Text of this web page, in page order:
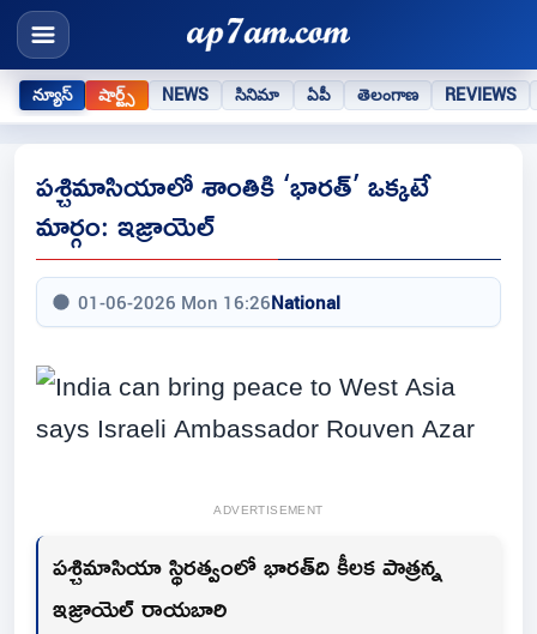
న్యూస్ షార్ట్స్ NEWS సినిమా ఏపీ తెలంగాణ REVIEWS
పశ్చిమాసియాలో శాంతికి ‘భారత్’ ఒక్కటే
మార్గం: ఇజ్రాయెల్
01-06-2026 Mon 16:26National
ADVERTISEMENT
పశ్చిమాసియా స్థిరత్వంలో భారత్‌ది కీలక పాత్రన్న
ఇజ్రాయెల్ రాయబారి